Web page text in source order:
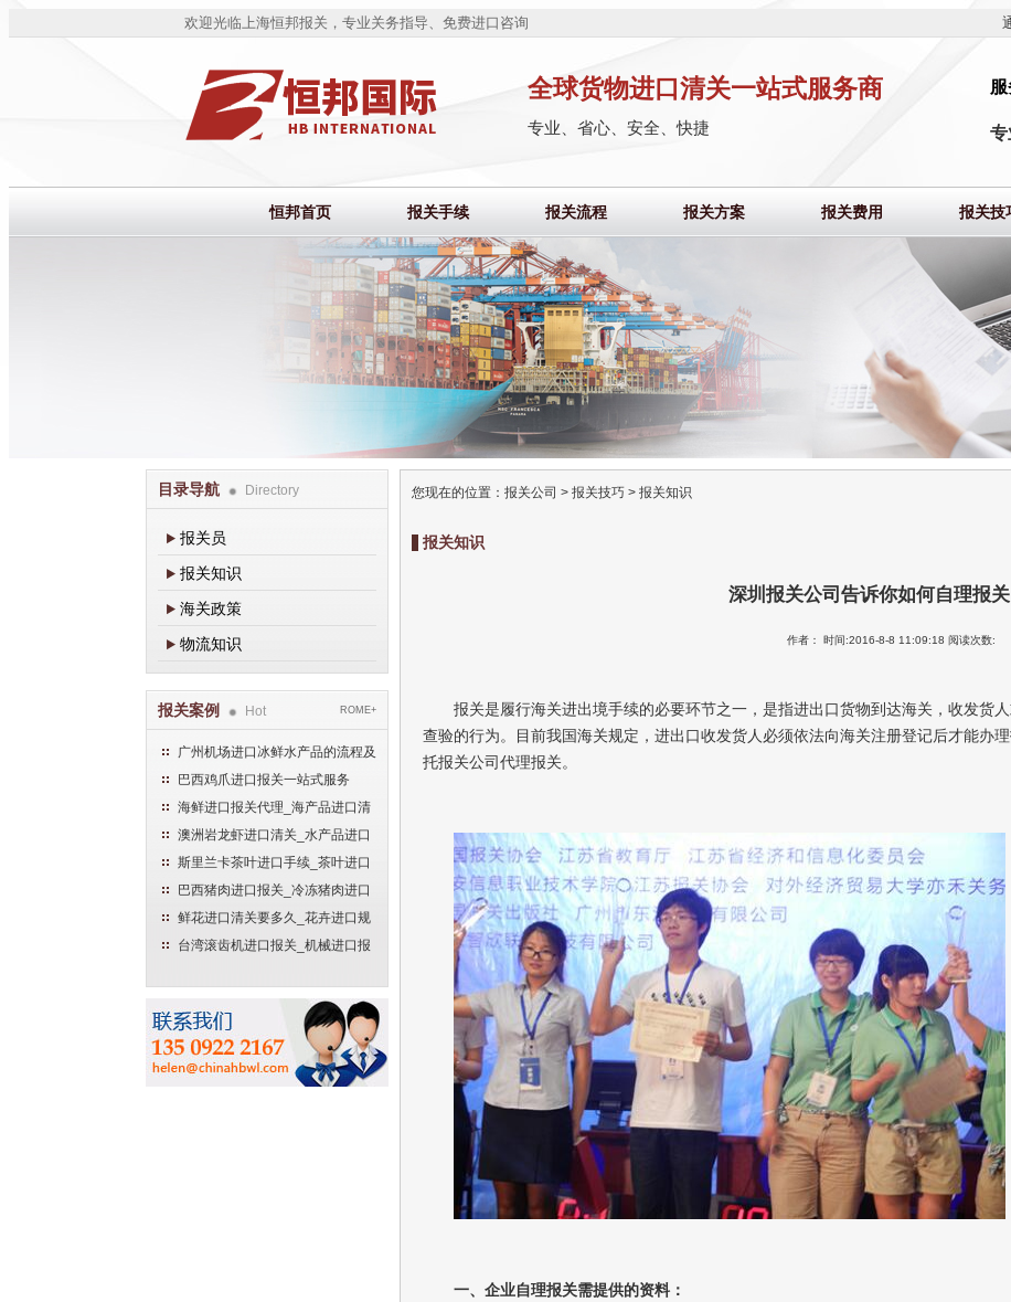
欢迎光临上海恒邦报关，专业关务指导、免费进口咨询
全球货物进口清关一站式服务商
专业、省心、安全、快捷
服
专
恒邦首页 报关手续 报关流程 报关方案 报关费用 报关技
目录导航 Directory
报关员
报关知识
海关政策
物流知识
报关案例 Hot ROME+
广州机场进口冰鲜水产品的流程及
手续
巴西鸡爪进口报关一站式服务
海鲜进口报关代理_海产品进口清
关流程
澳洲岩龙虾进口清关_水产品进口
报关流程
斯里兰卡茶叶进口手续_茶叶进口
清关流程
巴西猪肉进口报关_冷冻猪肉进口
流程
鲜花进口清关要多久_花卉进口规
范申报流程
台湾滚齿机进口报关_机械进口报
您现在的位置： 报关公司 > 报关技巧 > 报关知识
报关知识
深圳报关公司告诉你如何自理报关
作者： 时间:2016-8-8 11:09:18 阅读次数:
报关是履行海关进出境手续的必要环节之一，是指进出口货物到达海关，收发货
查验的行为。目前我国海关规定，进出口收发货人必须依法向海关注册登记后才能办
托报关公司代理报关。
一、企业自理报关需提供的资料：